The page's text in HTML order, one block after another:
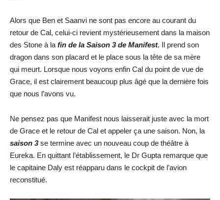
Alors que Ben et Saanvi ne sont pas encore au courant du
retour de Cal, celui-ci revient mystérieusement dans la maison
des Stone à la fin de la Saison 3 de Manifest. Il prend son
dragon dans son placard et le place sous la tête de sa mère
qui meurt. Lorsque nous voyons enfin Cal du point de vue de
Grace, il est clairement beaucoup plus âgé que la dernière fois
que nous l’avons vu.
Ne pensez pas que Manifest nous laisserait juste avec la mort
de Grace et le retour de Cal et appeler ça une saison. Non, la
saison 3se termine avec un nouveau coup de théâtre à
Eureka. En quittant l’établissement, le Dr Gupta remarque que
le capitaine Daly est réapparu dans le cockpit de l’avion
reconstitué.